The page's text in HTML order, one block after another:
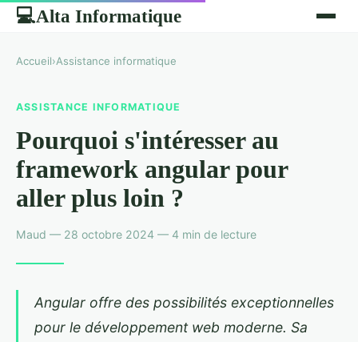
💻Alta Informatique
Accueil›Assistance informatique
ASSISTANCE INFORMATIQUE
Pourquoi s'intéresser au
framework angular pour
aller plus loin ?
Maud — 28 octobre 2024 — 4 min de lecture
Angular offre des possibilités exceptionnelles
pour le développement web moderne. Sa